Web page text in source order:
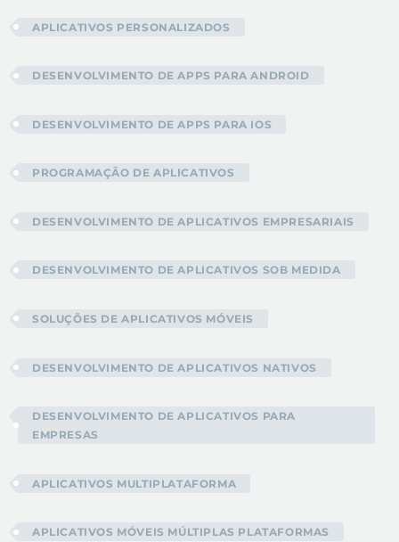
APLICATIVOS PERSONALIZADOS
DESENVOLVIMENTO DE APPS PARA ANDROID
DESENVOLVIMENTO DE APPS PARA IOS
PROGRAMAÇÃO DE APLICATIVOS
DESENVOLVIMENTO DE APLICATIVOS EMPRESARIAIS
DESENVOLVIMENTO DE APLICATIVOS SOB MEDIDA
SOLUÇÕES DE APLICATIVOS MÓVEIS
DESENVOLVIMENTO DE APLICATIVOS NATIVOS
DESENVOLVIMENTO DE APLICATIVOS PARA
EMPRESAS
APLICATIVOS MULTIPLATAFORMA
APLICATIVOS MÓVEIS MÚLTIPLAS PLATAFORMAS